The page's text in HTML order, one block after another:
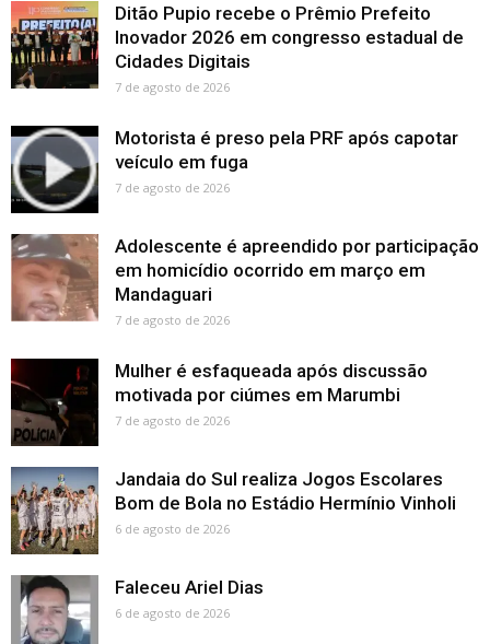
Ditão Pupio recebe o Prêmio Prefeito
Inovador 2026 em congresso estadual de
Cidades Digitais
7 de agosto de 2026
Motorista é preso pela PRF após capotar
veículo em fuga
7 de agosto de 2026
Adolescente é apreendido por participação
em homicídio ocorrido em março em
Mandaguari
7 de agosto de 2026
Mulher é esfaqueada após discussão
motivada por ciúmes em Marumbi
7 de agosto de 2026
Jandaia do Sul realiza Jogos Escolares
Bom de Bola no Estádio Hermínio Vinholi
6 de agosto de 2026
Faleceu Ariel Dias
6 de agosto de 2026